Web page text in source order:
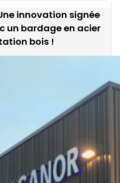
innovation signée
un bardage en acier
bois !